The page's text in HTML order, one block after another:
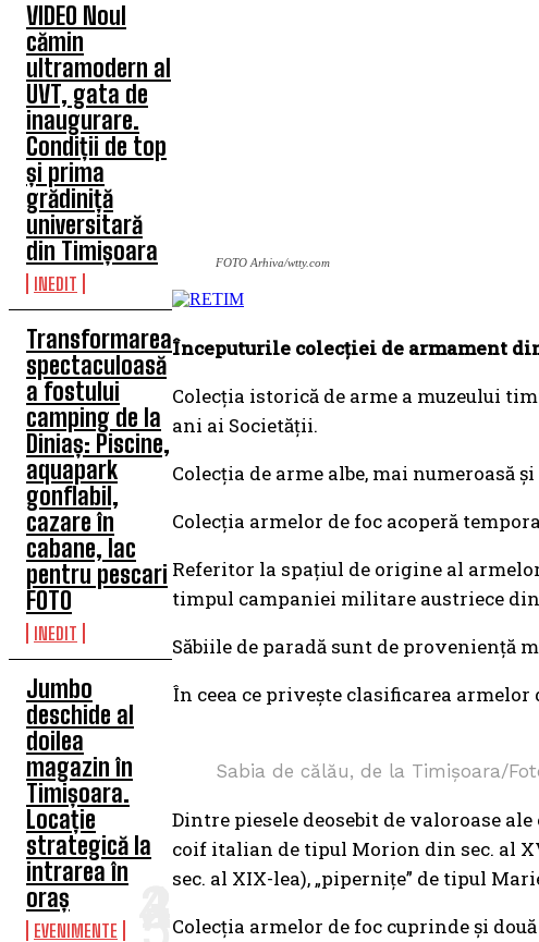
VIDEO Noul
cămin
ultramodern al
UVT, gata de
inaugurare.
Condiții de top
și prima
grădiniță
universitară
din Timișoara
INEDIT
Transformarea
spectaculoasă
a fostului
camping de la
Diniaș: Piscine,
aquapark
gonflabil,
cazare în
cabane, lac
pentru pescari
FOTO
INEDIT
Jumbo
deschide al
doilea
magazin în
Timișoara.
Locație
strategică la
intrarea în
oraș
EVENIMENTE
FOTO Arhiva/wtty.com
Începuturile colecţiei de armament
Colecţia istorică de arme a muzeului
ani ai Societăţii.
Colecţia de arme albe, mai numeroasă
Colecţia armelor de foc acoperă
Referitor la spaţiul de origine al
timpul campaniei militare austriece
Săbiile de paradă sunt de provenienţă
În ceea ce priveşte clasificarea
Sabia de călău, de la Timișoara/
Dintre piesele deosebit de valoroase
coif italian de tipul Morion din sec. al
sec. al XIX-lea), „piperniţe” de tipul
Colecţia armelor de foc cuprinde şi